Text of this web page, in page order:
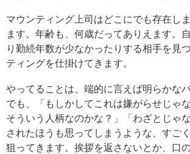
マウンティング上司はどこにでも存在し
ます。年齢も、何歳だってありえます。
り勤続年数が少なかったりする相手を見
ティングを仕掛けてきます。
やってることは、端的に言えば明らかな
でも、「もしかしてこれは嫌がらせじゃ
そういう人柄なのかな？」「わざとじゃ
されたほうも思ってしまうような、すご
狙ってきます。挨拶を返さないとか、口